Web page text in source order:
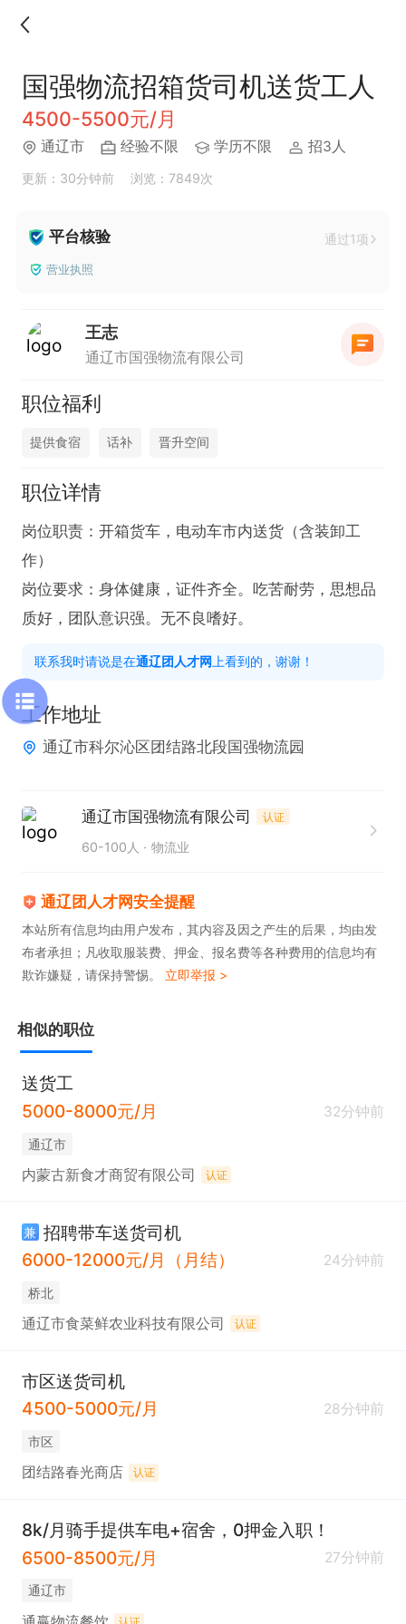
国强物流招箱货司机送货工人
4500-5500元/月
通辽市 经验不限 学历不限 招3人
更新：30分钟前 浏览：7849次
平台核验 通过1项
营业执照
王志
通辽市国强物流有限公司
职位福利
提供食宿 话补 晋升空间
职位详情
岗位职责：开箱货车，电动车市内送货（含装卸工
作）
岗位要求：身体健康，证件齐全。吃苦耐劳，思想品
质好，团队意识强。无不良嗜好。
联系我时请说是在通辽团人才网 上看到的，谢谢！
工作地址
通辽市科尔沁区团结路北段国强物流园
通辽市国强物流有限公司 认证
60-100人 物流业
通辽团人才网安全提醒
本站所有信息均由用户发布，其内容及因之产生的后果，均由发
布者承担；凡收取服装费、押金、报名费等各种费用的信息均有
欺诈嫌疑，请保持警惕。 立即举报 >
相似的职位
送货工
5000-8000元/月
32分钟前
通辽市
内蒙古新食才商贸有限公司 认证
兼 招聘带车送货司机
6000-12000元/月（月结）
24分钟前
桥北
通辽市食菜鲜农业科技有限公司 认证
市区送货司机
4500-5000元/月
28分钟前
市区
团结路春光商店 认证
8k/月骑手提供车电+宿舍，0押金入职！
6500-8500元/月
27分钟前
通辽市